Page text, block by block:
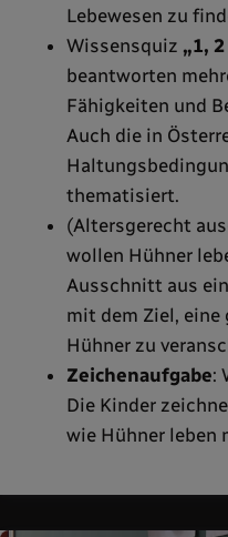
Lebewesen zu
Wissensquiz „1,
beantworten
Fähigkeiten und
Auch die in
thematisiert.
(Altersgerecht
wollen Hühner
Ausschnitt aus
mit dem Ziel, eine
Hühner zu
Zeichenaufgabe:
Die Kinder
wie Hühner leben